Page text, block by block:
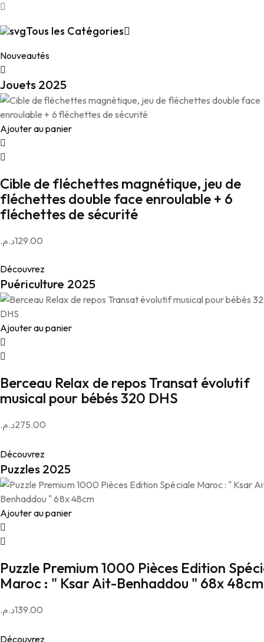
Tous les Catégories
Nouveautés
Jouets 2025
Ajouter au panier
Cible de fléchettes magnétique, jeu de
fléchettes double face enroulable + 6
fléchettes de sécurité
129.00د.م.
Découvrez
Puériculture 2025
Ajouter au panier
Berceau Relax de repos Transat évolutif
musical pour bébés 320 DHS
275.00د.م.
Découvrez
Puzzles 2025
Ajouter au panier
Puzzle Premium 1000 Pièces Edition
Maroc : " Ksar Ait-Benhaddou " 68x 48cm
139.00د.م.
Découvrez